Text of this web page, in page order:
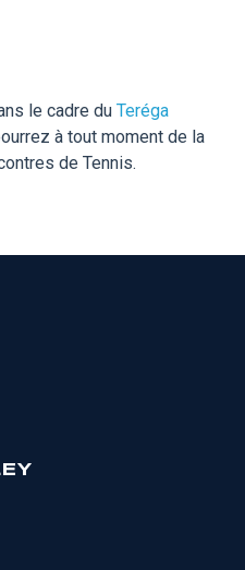
le cadre du Teréga
à tout moment de la
de Tennis.